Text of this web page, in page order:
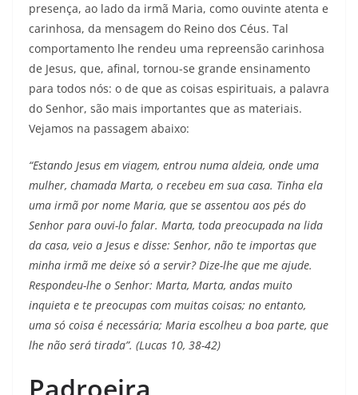
presença, ao lado da irmã Maria, como ouvinte atenta e
carinhosa, da mensagem do Reino dos Céus. Tal
comportamento lhe rendeu uma repreensão carinhosa
de Jesus, que, afinal, tornou-se grande ensinamento
para todos nós: o de que as coisas espirituais, a palavra
do Senhor, são mais importantes que as materiais.
Vejamos na passagem abaixo:
“Estando Jesus em viagem, entrou numa aldeia, onde uma
mulher, chamada Marta, o recebeu em sua casa. Tinha ela
uma irmã por nome Maria, que se assentou aos pés do
Senhor para ouvi-lo falar. Marta, toda preocupada na lida
da casa, veio a Jesus e disse: Senhor, não te importas que
minha irmã me deixe só a servir? Dize-lhe que me ajude.
Respondeu-lhe o Senhor: Marta, Marta, andas muito
inquieta e te preocupas com muitas coisas; no entanto,
uma só coisa é necessária; Maria escolheu a boa parte, que
lhe não será tirada”. (Lucas 10, 38-42)